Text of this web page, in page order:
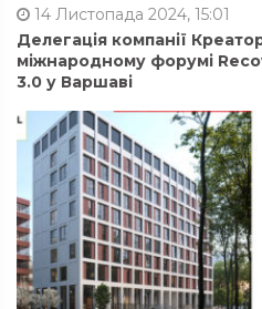
14 Листопада 2024, 15:01
Делегація компанії
міжнародному форумі
3.0 у Варшаві